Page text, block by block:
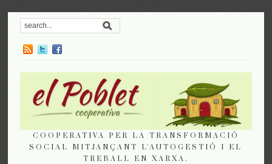
COOPERATIVA PER LA TRANSFORMACIÓ
SOCIAL MITJANÇANT L'AUTOGESTIÓ I EL
TREBALL EN XARXA.